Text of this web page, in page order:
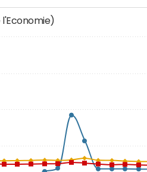
l'Economie)